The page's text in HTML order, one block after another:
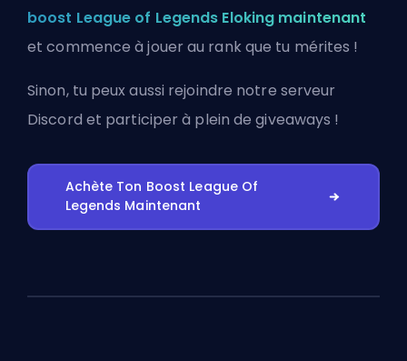
boost League of Legends Eloking maintenant
et commence à jouer au rank que tu mérites !
Sinon, tu peux aussi rejoindre notre serveur
Discord et participer à plein de giveaways !
Achète Ton Boost League Of
Legends Maintenant